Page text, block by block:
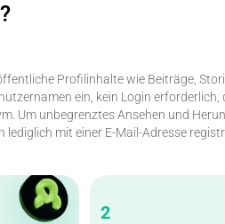
Profilinhalte wie Beiträge,
ein, kein Login
Um unbegrenztes Ansehen und
mit einer E-Mail-Adresse
2